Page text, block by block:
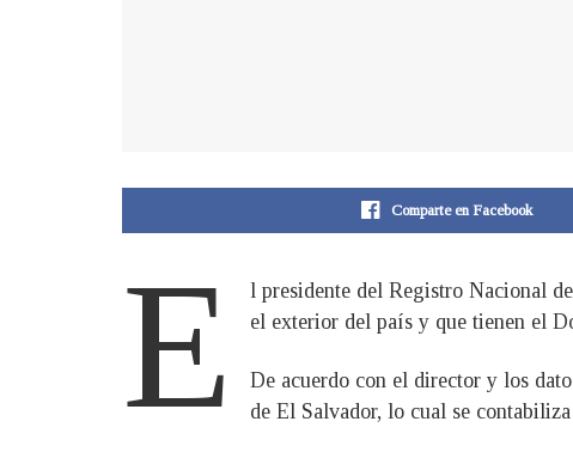
Comparte en Facebook
E
l presidente del Registro Nacional
el exterior del país y que tienen el
De acuerdo con el director y los
de El Salvador, lo cual se